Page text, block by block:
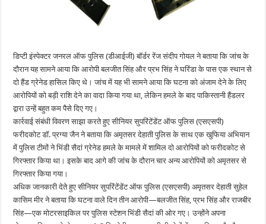
डिप्टी इंस्पेक्टर जनरल ऑफ पुलिस (डीआईजी) बॉर्डर रेंज संदीप गोयल ने बताया कि जांच के
दौरान यह सामने आया कि आरोपी बलजीत सिंह और प्रभ सिंह ने घरिंडा के पास एक स्थान से
दो हैंड ग्रेनेड हासिल किए थे। जांच में यह भी सामने आया कि घटना को अंजाम देने के लिए
आरोपियों को बड़ी राशि देने का वादा किया गया था, लेकिन हमले के बाद पाकिस्तानी हैंडलर
द्वारा उन्हें बहुत कम पैसे दिए गए।
कार्रवाई संबंधी विवरण साझा करते हुए सीनियर सुपरिंटेंडेंट ऑफ पुलिस (एसएसपी)
फरीदकोट डॉ. प्रग्या जैन ने बताया कि अमृतसर देहाती पुलिस के साथ एक खुफिया अभियान
में पुलिस टीमों ने भिंडी सैदां ग्रेनेड हमले के मामले में शामिल दो आरोपियों को फरीदकोट से
गिरफ्तार किया था। इसके बाद आगे की जांच के दौरान चार अन्य आरोपियों को अमृतसर से
गिरफ्तार किया गया।
अधिक जानकारी देते हुए सीनियर सुपरिंटेंडेंट ऑफ पुलिस (एसएसपी) अमृतसर देहाती सुहेल
कासिम मीर ने बताया कि घटना वाले दिन तीन आरोपी—बलजीत सिंह, प्रभ सिंह और राजबीर
सिंह—एक मोटरसाइकिल पर पुलिस स्टेशन भिंडी सैदां की ओर गए। उन्होंने अपना